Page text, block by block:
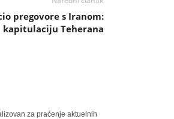
pregovore s Iranom:
Teherana
za praćenje aktuelnih